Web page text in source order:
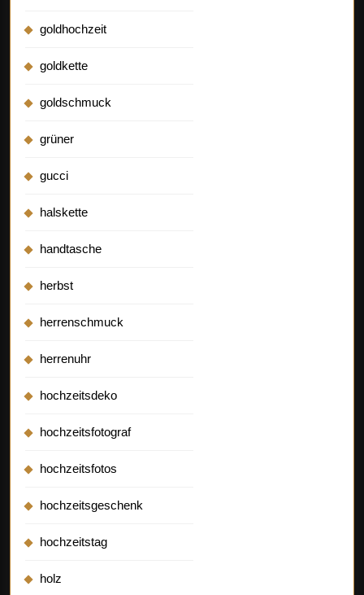
goldhochzeit
goldkette
goldschmuck
grüner
gucci
halskette
handtasche
herbst
herrenschmuck
herrenuhr
hochzeitsdeko
hochzeitsfotograf
hochzeitsfotos
hochzeitsgeschenk
hochzeitstag
holz